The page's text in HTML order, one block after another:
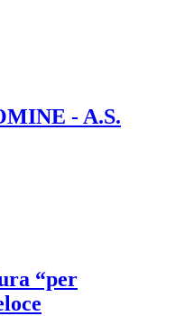
- A.S.
“per